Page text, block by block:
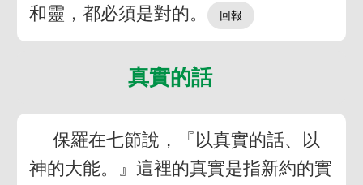
和靈，都必須是對的。
真實的話
保羅在七節說，『以真實的話、以
神的大能。』這裡的真實是指新約的實